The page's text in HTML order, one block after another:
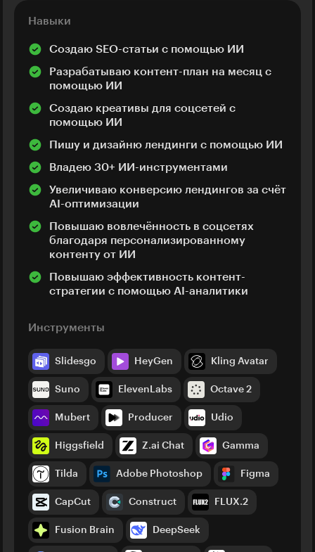
Навыки
Создаю SEO-статьи с помощью ИИ
Разрабатываю контент-план на месяц с
помощью ИИ
Создаю креативы для соцсетей с
помощью ИИ
Пишу и дизайню лендинги с помощью ИИ
Владею 30+ ИИ-инструментами
Увеличиваю конверсию лендингов за счёт
AI-оптимизации
Повышаю вовлечённость в соцсетях
благодаря персонализированному
контенту от ИИ
Повышаю эффективность контент-
стратегии с помощью AI-аналитики
Инструменты
Slidesgo HeyGen Kling Avatar
Suno ElevenLabs Octave 2
Mubert Producer Udio
Higgsfield Z.ai Chat Gamma
Tilda Adobe Photoshop Figma
CapCut Construct FLUX.2
Fusion Brain DeepSeek